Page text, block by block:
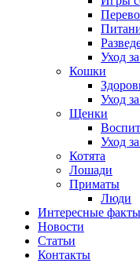
Уход
Кошки
Уход
Щенки
Уход
Котята
Лошади
Приматы
Люди
Интересные факты
Новости
Статьи
Контакты